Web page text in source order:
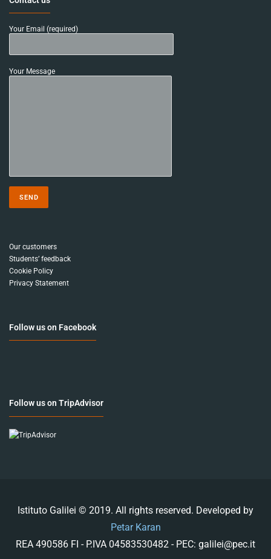
Your Email (required)
Your Message
Our customers
Students’ feedback
Cookie Policy
Privacy Statement
Follow us on Facebook
Follow us on TripAdvisor
Istituto Galilei © 2019. All rights reserved. Developed by
Petar Karan
REA 490586 FI - P.IVA 04583530482 - PEC: galilei@pec.it